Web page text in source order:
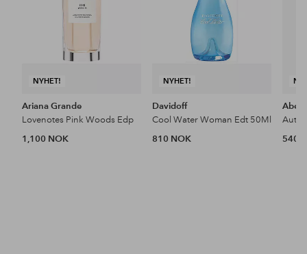
NYHET!
Ariana Grande
Lovenotes Pink Woods Edp
1,100 NOK
NYHET!
Davidoff
Cool Water Woman Edt 50Ml
810 NOK
540